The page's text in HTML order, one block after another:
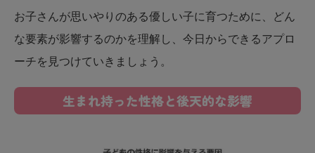
お子さんが思いやりのある優しい子に育つために、どん
な要素が影響するのかを理解し、今日からできるアプロ
ーチを見つけていきましょう。
生まれ持った性格と後天的な影響